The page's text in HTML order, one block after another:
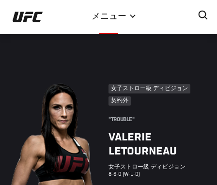
イ
ン
メニュー
女子ストロー級 ディビジョン
契約外
"TROUBLE"
VALERIE
LETOURNEAU
女子ストロー級 ディビジョン
8-6-0 (W-L-D)